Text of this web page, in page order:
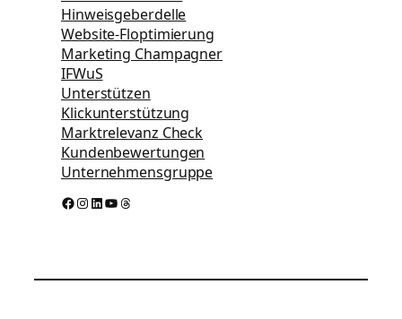
Hinweisgeberdelle
Website-Floptimierung
Marketing Champagner
IFWuS
Unterstützen
Klickunterstützung
Marktrelevanz Check
Kundenbewertungen
Unternehmensgruppe
Facebook InstagramLinkedIn YouTube Threads